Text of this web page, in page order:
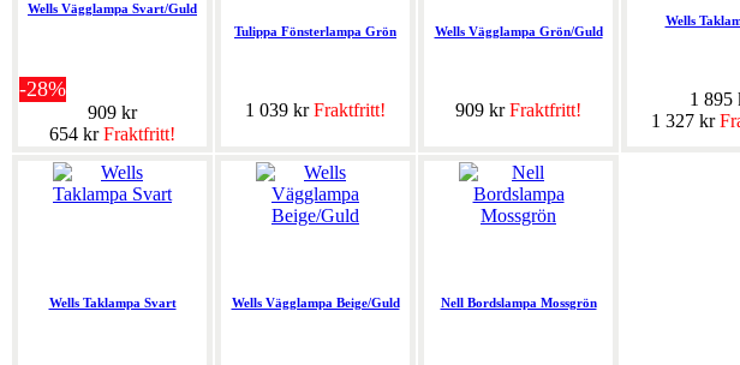
Wells Vägglampa Svart/Guld
-28%
909 kr
654 krFraktfritt!
Tulippa Fönsterlampa Grön
1 039 krFraktfritt!
Wells Vägglampa Grön/Guld
909 krFraktfritt!
Wells
1 895
1 327 kr
Wells Taklampa Svart Wells Vägglampa Beige/Guld Nell Bordslampa Mossgrön